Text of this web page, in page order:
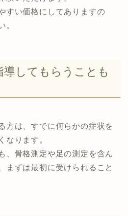
すい価格にしてありますの
。
してもらうことも
方は、すでに何らかの症状を
なります。
、骨格測定や足の測定を含ん
まずは最初に受けられること